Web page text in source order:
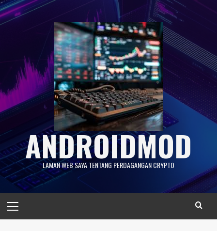
Skip
to
ANDROIDMOD
LAMAN WEB SAYA TENTANG PERDAGANGAN CRYPTO
Menu